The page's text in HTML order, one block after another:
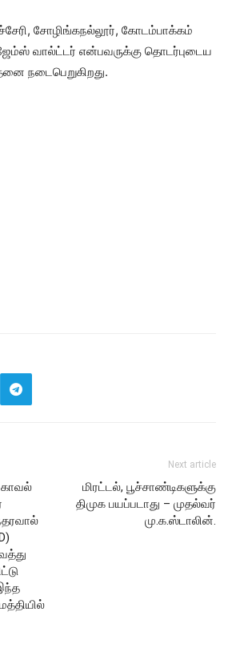
சோழிங்கநல்லூர், கோடம்பாக்கம்
வால்ட்டர் என்பவருக்கு தொடர்புடைய
நடைபெறுகிறது.
காவல்
Next article
மிரட்டல், பூச்சாண்டிகளுக்கு
திமுக பயப்படாது – முதல்வர்
மு.க.ஸ்டாலின்.